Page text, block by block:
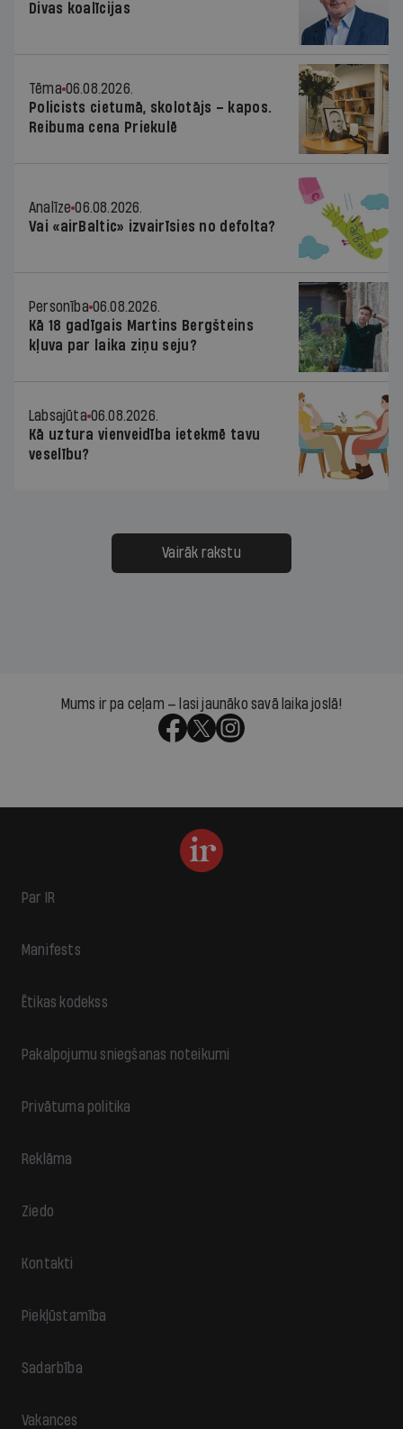
Divas koalīcijas
Tēma 06.08.2026.
Policists cietumā, skolotājs – kapos.
Reibuma cena Priekulē
Analīze 06.08.2026.
Vai «airBaltic» izvairīsies no defolta?
Personība 06.08.2026.
Kā 18 gadīgais Martins Bergšteins
kļuva par laika ziņu seju?
Labsajūta 06.08.2026.
Kā uztura vienveidība ietekmē tavu
veselību?
Vairāk rakstu
Mums ir pa ceļam — lasi jaunāko savā laika joslā!
Par IR
Manifests
Ētikas kodekss
Pakalpojumu sniegšanas noteikumi
Privātuma politika
Reklāma
Ziedo
Kontakti
Piekļūstamība
Sadarbība
Vakances